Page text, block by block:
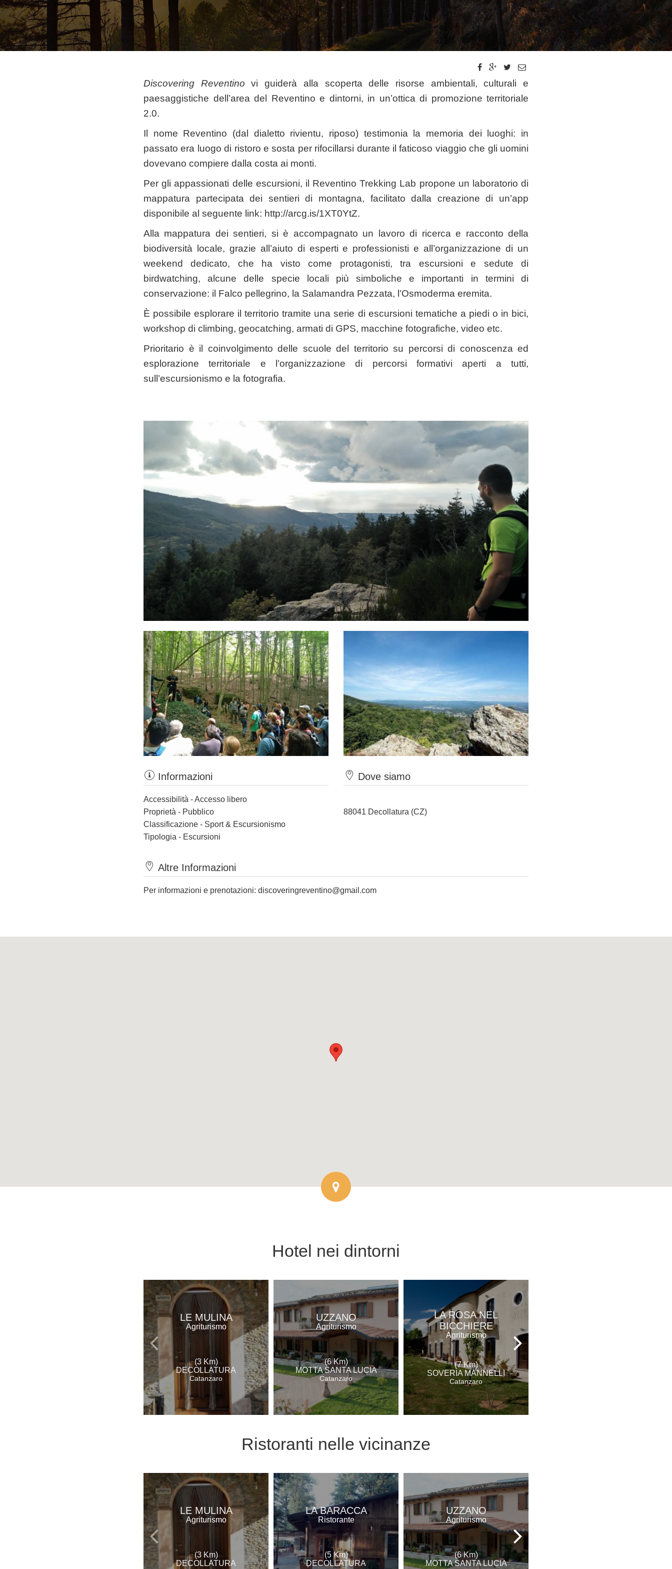
Discovering Reventino vi guiderà alla scoperta delle risorse ambientali, culturali e
paesaggistiche dell’area del Reventino e dintorni, in un’ottica di promozione territoriale
2.0.
Il nome Reventino (dal dialetto rivientu, riposo) testimonia la memoria dei luoghi: in
passato era luogo di ristoro e sosta per rifocillarsi durante il faticoso viaggio che gli uomini
dovevano compiere dalla costa ai monti.
Per gli appassionati delle escursioni, il Reventino Trekking Lab propone un laboratorio di
mappatura partecipata dei sentieri di montagna, facilitato dalla creazione di un’app
disponibile al seguente link: http://arcg.is/1XT0YtZ.
Alla mappatura dei sentieri, si è accompagnato un lavoro di ricerca e racconto della
biodiversità locale, grazie all’aiuto di esperti e professionisti e all’organizzazione di un
weekend dedicato, che ha visto come protagonisti, tra escursioni e sedute di
birdwatching, alcune delle specie locali più simboliche e importanti in termini di
conservazione: il Falco pellegrino, la Salamandra Pezzata, l’Osmoderma eremita.
È possibile esplorare il territorio tramite una serie di escursioni tematiche a piedi o in bici,
workshop di climbing, geocatching, armati di GPS, macchine fotografiche, video etc.
Prioritario è il coinvolgimento delle scuole del territorio su percorsi di conoscenza ed
esplorazione territoriale e l’organizzazione di percorsi formativi aperti a tutti,
sull’escursionismo e la fotografia.
Informazioni
Accessibilità - Accesso libero
Proprietà - Pubblico
Classificazione - Sport & Escursionismo
Tipologia - Escursioni
Dove siamo
88041 Decollatura (CZ)
Altre Informazioni
Per informazioni e prenotazioni: discoveringreventino@gmail.com
Hotel nei dintorni
LE MULINA
Agriturismo
(3 Km)
DECOLLATURA
Catanzaro
UZZANO
Agriturismo
(6 Km)
MOTTA SANTA LUCIA
Catanzaro
LA ROSA NEL
BICCHIERE
Agriturismo
(7 Km)
SOVERIA MANNELLI
Catanzaro
Ristoranti nelle vicinanze
LE MULINA
Agriturismo
(3 Km)
DECOLLATURA
LA BARACCA
Ristorante
(5 Km)
DECOLLATURA
UZZANO
Agriturismo
(6 Km)
MOTTA SANTA LUCIA